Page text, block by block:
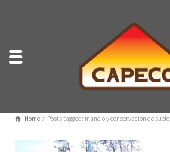
Home Posts tagged: manejo y conservación de suelo